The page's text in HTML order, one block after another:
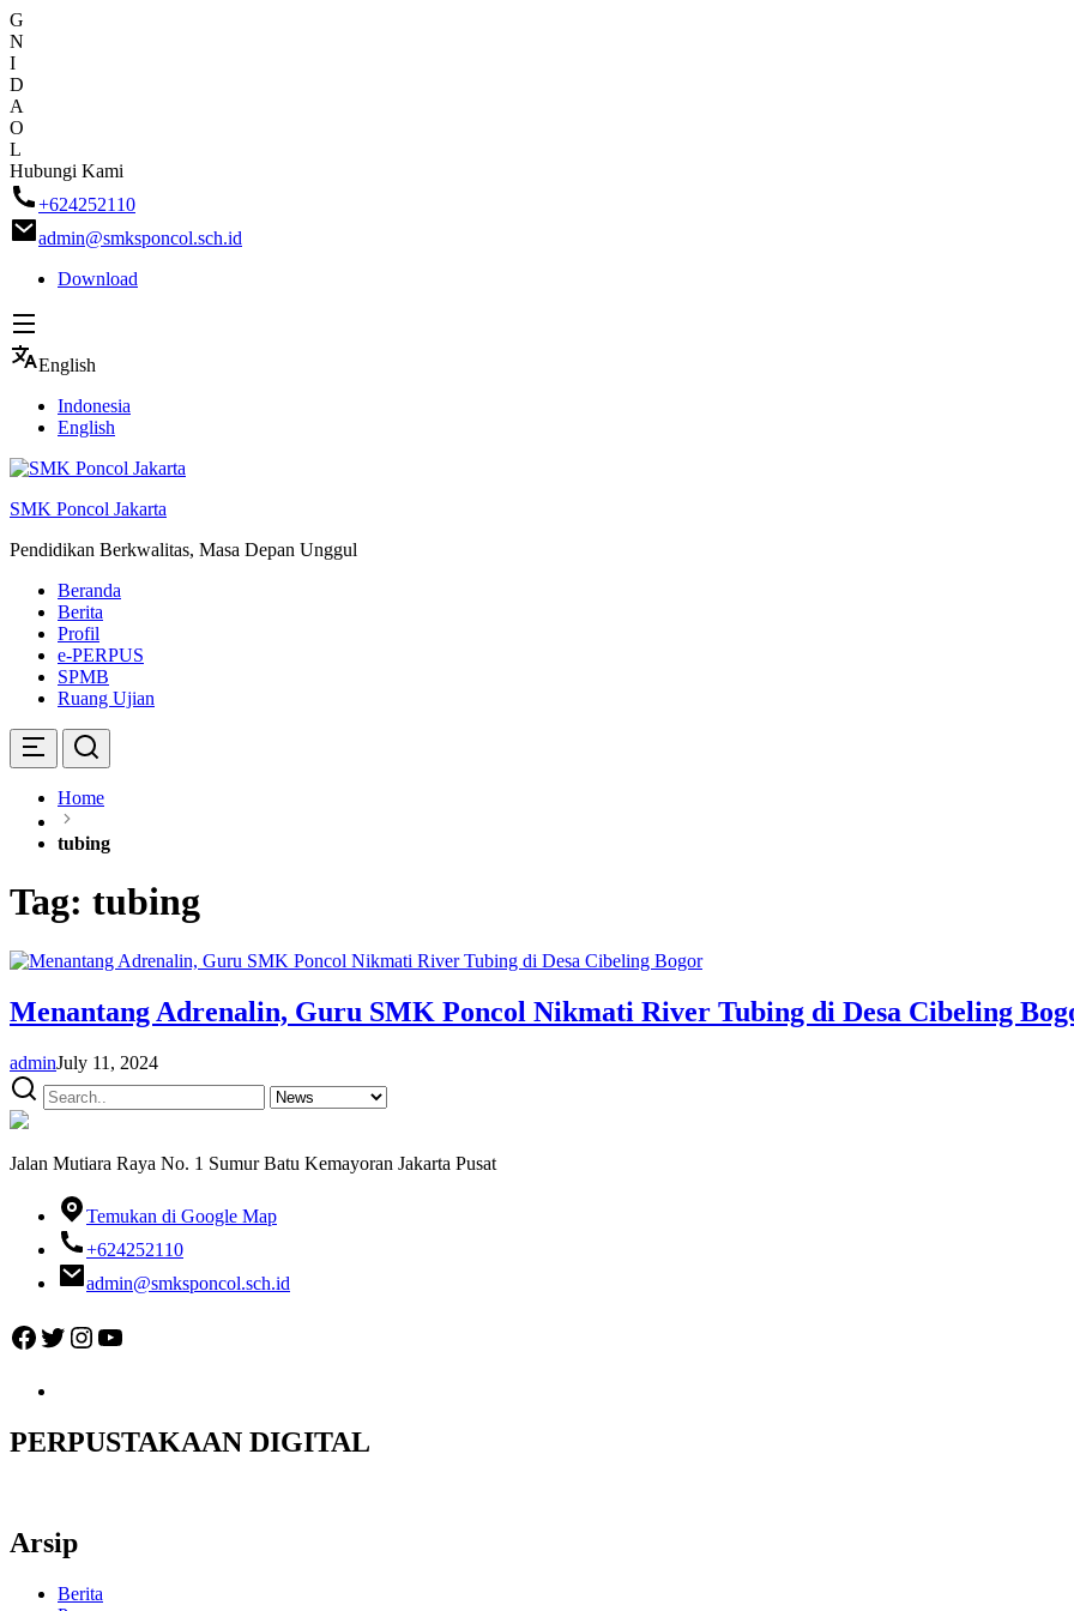
G
N
I
D
A
O
L
Skip
to
content
Hubungi Kami
+624252110
admin@smksponcol.sch.id
Download
English
Indonesia
English
SMK Poncol Jakarta
Pendidikan Berkwalitas, Masa Depan Unggul
Beranda
Berita
Profil
e-PERPUS
SPMB
Ruang Ujian
Home
tubing
Tag: tubing
Menantang Adrenalin, Guru SMK Poncol Nikmati River Tubing di Desa Cibeling
adminJuly 11, 2024
Jalan Mutiara Raya No. 1 Sumur Batu Kemayoran Jakarta Pusat
Temukan di Google Map
+624252110
admin@smksponcol.sch.id
Facebook
Twitter
Instagram
YouTube
PERPUSTAKAAN DIGITAL
Arsip
Berita